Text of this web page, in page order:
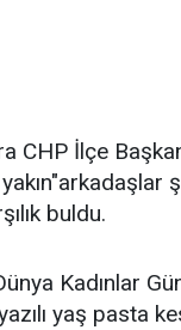
CHP İlçe
buldu.
Kadınlar
yaş pasta